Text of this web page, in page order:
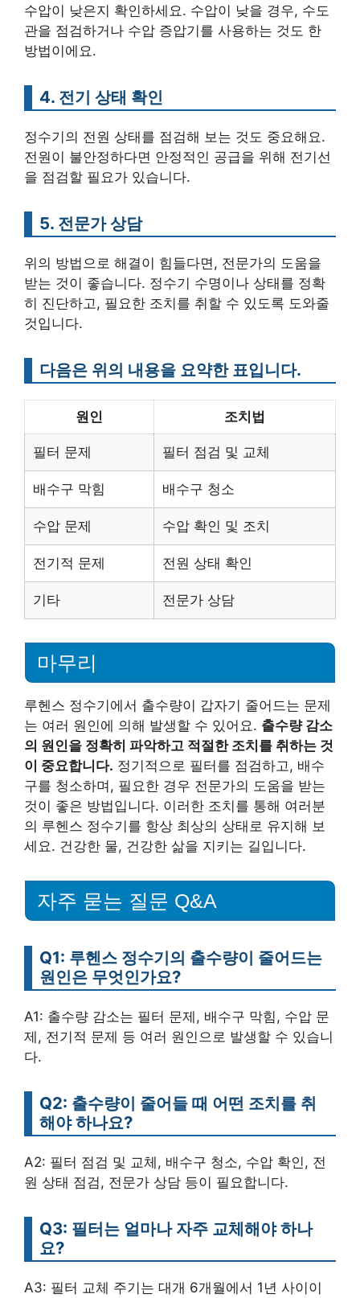
수압이 낮은지 확인하세요. 수압이 낮을 경우, 수도
관을 점검하거나 수압 증압기를 사용하는 것도 한
방법이에요.
4. 전기 상태 확인
정수기의 전원 상태를 점검해 보는 것도 중요해요.
전원이 불안정하다면 안정적인 공급을 위해 전기선
을 점검할 필요가 있습니다.
5. 전문가 상담
위의 방법으로 해결이 힘들다면, 전문가의 도움을
받는 것이 좋습니다. 정수기 수명이나 상태를 정확
히 진단하고, 필요한 조치를 취할 수 있도록 도와줄
것입니다.
다음은 위의 내용을 요약한 표입니다.
원인 조치법
필터 문제 필터 점검 및 교체
배수구 막힘 배수구 청소
수압 문제 수압 확인 및 조치
전기적 문제 전원 상태 확인
기타 전문가 상담
마무리
루헨스 정수기에서 출수량이 갑자기 줄어드는 문제
는 여러 원인에 의해 발생할 수 있어요. 출수량 감소
의 원인을 정확히 파악하고 적절한 조치를 취하는 것
이 중요합니다. 정기적으로 필터를 점검하고, 배수
구를 청소하며, 필요한 경우 전문가의 도움을 받는
것이 좋은 방법입니다. 이러한 조치를 통해 여러분
의 루헨스 정수기를 항상 최상의 상태로 유지해 보
세요. 건강한 물, 건강한 삶을 지키는 길입니다.
자주 묻는 질문 Q&A
Q1: 루헨스 정수기의 출수량이 줄어드는
원인은 무엇인가요?
A1: 출수량 감소는 필터 문제, 배수구 막힘, 수압 문
제, 전기적 문제 등 여러 원인으로 발생할 수 있습니
다.
Q2: 출수량이 줄어들 때 어떤 조치를 취
해야 하나요?
A2: 필터 점검 및 교체, 배수구 청소, 수압 확인, 전
원 상태 점검, 전문가 상담 등이 필요합니다.
Q3: 필터는 얼마나 자주 교체해야 하나
요?
A3: 필터 교체 주기는 대개 6개월에서 1년 사이이